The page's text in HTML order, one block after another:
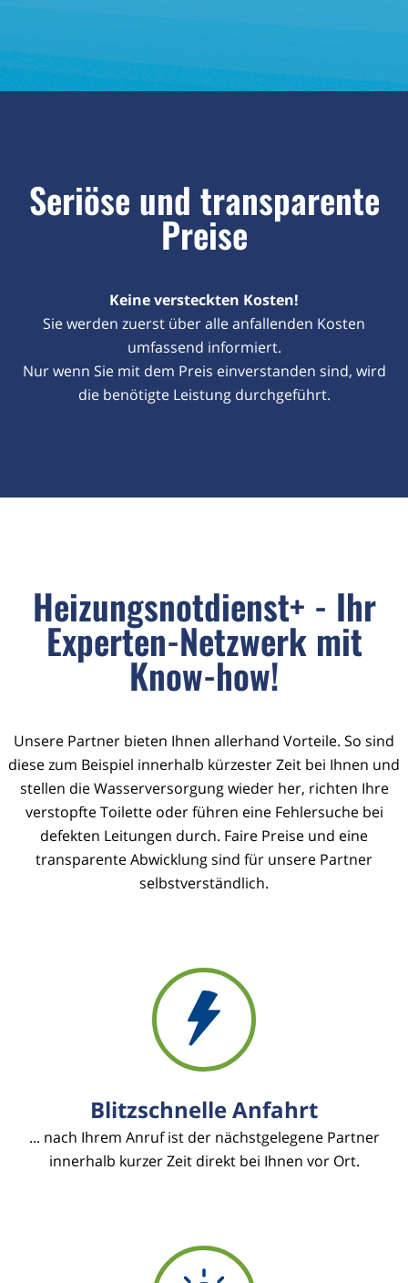
Seriöse und transparente
Preise
Keine versteckten Kosten!
Sie werden zuerst über alle anfallenden Kosten
umfassend informiert.
Nur wenn Sie mit dem Preis einverstanden sind, wird
die benötigte Leistung durchgeführt.
Heizungsnotdienst+ - Ihr
Experten-Netzwerk mit
Know-how!
Unsere Partner bieten Ihnen allerhand Vorteile. So sind
diese zum Beispiel innerhalb kürzester Zeit bei Ihnen und
stellen die Wasserversorgung wieder her, richten Ihre
verstopfte Toilette oder führen eine Fehlersuche bei
defekten Leitungen durch. Faire Preise und eine
transparente Abwicklung sind für unsere Partner
selbstverständlich.
Blitzschnelle Anfahrt
... nach Ihrem Anruf ist der nächstgelegene Partner
innerhalb kurzer Zeit direkt bei Ihnen vor Ort.